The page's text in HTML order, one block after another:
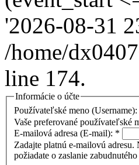
'2026-08-31
/home/
line 174.
Informácie o účte
Používateľské meno (Username):
Vaše preferované používateľské
E-mailová adresa (E-mail): *
Zadajte platnú e-mailovú
požiadate o zaslanie